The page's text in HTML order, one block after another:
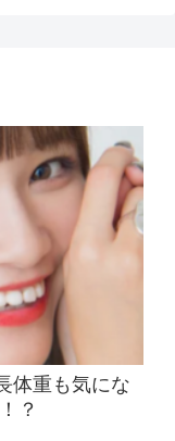
体重も気にな
？